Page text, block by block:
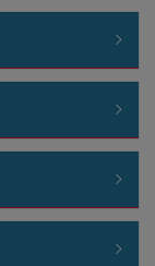



